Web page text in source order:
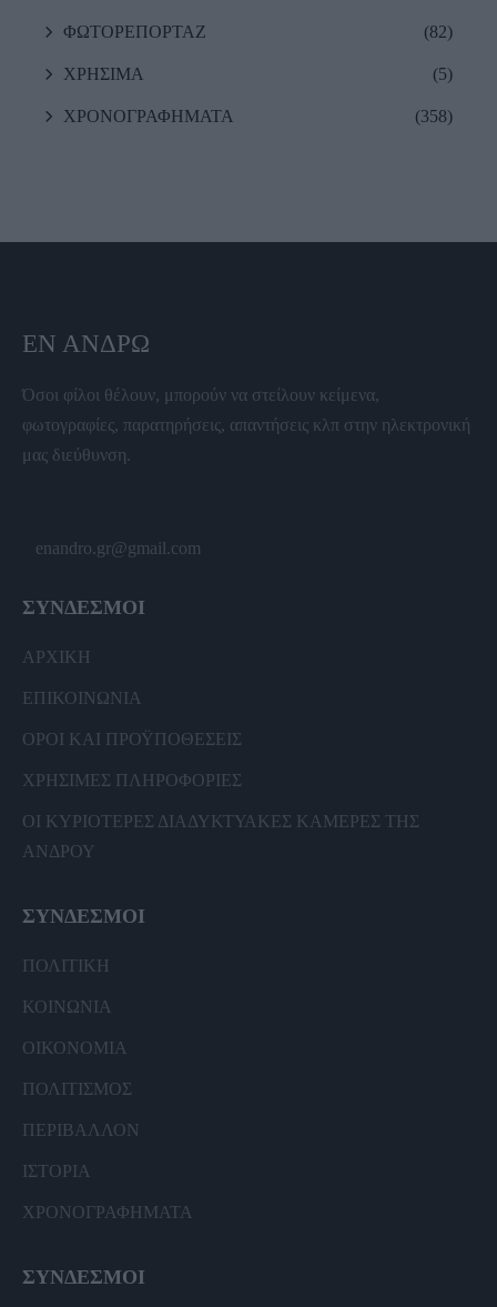
ΦΩΤΟΡΕΠΟΡΤΑΖ (82)
ΧΡΗΣΙΜΑ (5)
ΧΡΟΝΟΓΡΑΦΗΜΑΤΑ (358)
ΕΝ ΆΝΔΡΩ
Όσοι φίλοι θέλουν, μπορούν να στείλουν κείμενα,
φωτογραφίες, παρατηρήσεις, απαντήσεις κλπ στην ηλεκτρονική
μας διεύθυνση.
enandro.gr@gmail.com
ΣΥΝΔΕΣΜΟΙ
ΑΡΧΙΚΗ
ΕΠΙΚΟΙΝΩΝΙΑ
ΟΡΟΙ ΚΑΙ ΠΡΟΫΠΟΘΕΣΕΙΣ
ΧΡΗΣΙΜΕΣ ΠΛΗΡΟΦΟΡΙΕΣ
ΟΙ ΚΥΡΙΟΤΕΡΕΣ ΔΙΑΔΥΚΤΥΑΚΕΣ ΚΑΜΕΡΕΣ ΤΗΣ
ΑΝΔΡΟΥ
ΣΥΝΔΕΣΜΟΙ
ΠΟΛΙΤΙΚΗ
ΚΟΙΝΩΝΙΑ
ΟΙΚΟΝΟΜΙΑ
ΠΟΛΙΤΙΣΜΟΣ
ΠΕΡΙΒΑΛΛΟΝ
ΙΣΤΟΡΙΑ
ΧΡΟΝΟΓΡΑΦΗΜΑΤΑ
ΣΥΝΔΕΣΜΟΙ